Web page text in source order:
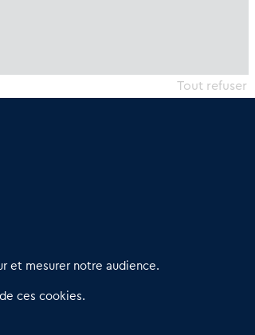
au service du commerce de
et mesurer notre audience.
ces cookies.
Tout refuser